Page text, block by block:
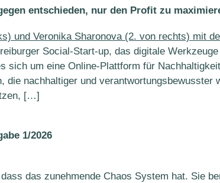
entschieden, nur den Profit zu
Social-Start-up, das digitale
sich um eine Online-Plattform für
die nachhaltiger und
[…]
1/2026
das zunehmende Chaos System hat. Sie